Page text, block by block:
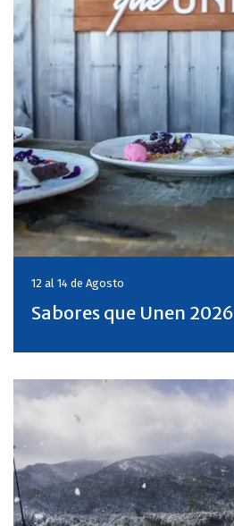
12 al 14 de Agosto
Sabores que Unen 2026